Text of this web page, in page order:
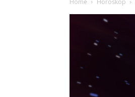
Home Horoskop